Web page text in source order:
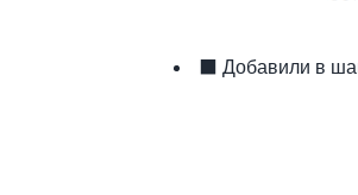
⬛ Добавили в